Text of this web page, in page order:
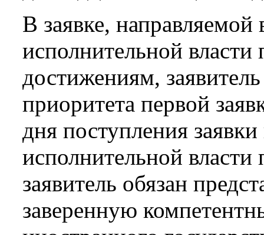
В заявке,
исполнительной
достижениям,
приоритета первой
дня поступления
исполнительной
заявитель обязан
заверенную